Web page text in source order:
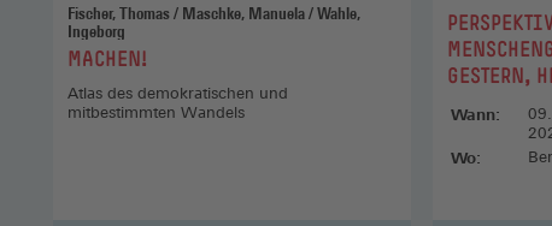
Kontakt:
Dr.
Fischer, Thomas / Maschke, Manuela / Wahle,
Ingeborg
:MACHEN!
Atlas des demokratischen und
mitbestimmten Wandels
:
GESTERN,
Wann:
Wo: